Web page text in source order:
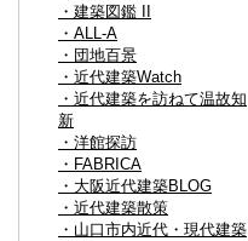
・建築図鑑 II
・ALL-A
・団地百景
・近代建築Watch
・近代建築を訪ねて温故知
新
・洋館探訪
・FABRICA
・大阪近代建築BLOG
・近代建築散策
・山口市内近代・現代建築